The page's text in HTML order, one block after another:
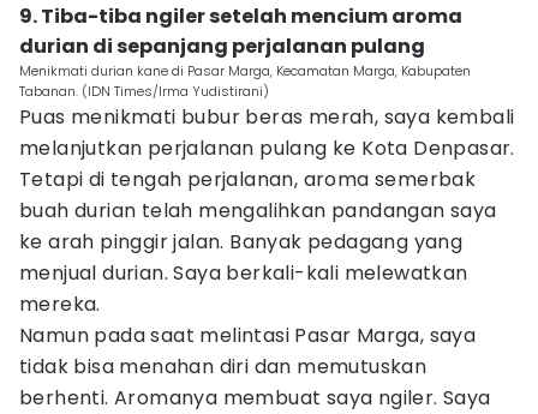
9. Tiba-tiba ngiler setelah mencium aroma
durian di sepanjang perjalanan pulang
Menikmati durian kane di Pasar Marga, Kecamatan Marga, Kabupaten
Tabanan. (IDN Times/Irma Yudistirani)
Puas menikmati bubur beras merah, saya kembali
melanjutkan perjalanan pulang ke Kota Denpasar.
Tetapi di tengah perjalanan, aroma semerbak
buah durian telah mengalihkan pandangan saya
ke arah pinggir jalan. Banyak pedagang yang
menjual durian. Saya berkali-kali melewatkan
mereka.
Namun pada saat melintasi Pasar Marga, saya
tidak bisa menahan diri dan memutuskan
berhenti. Aromanya membuat saya ngiler. Saya